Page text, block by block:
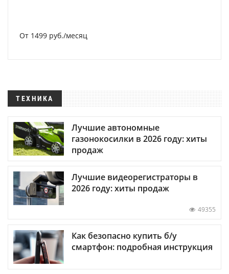
От 1499 руб./месяц
ТЕХНИКА
Лучшие автономные
газонокосилки в 2026 году: хиты
продаж
Лучшие видеорегистраторы в
2026 году: хиты продаж
49355
Как безопасно купить б/у
смартфон: подробная инструкция